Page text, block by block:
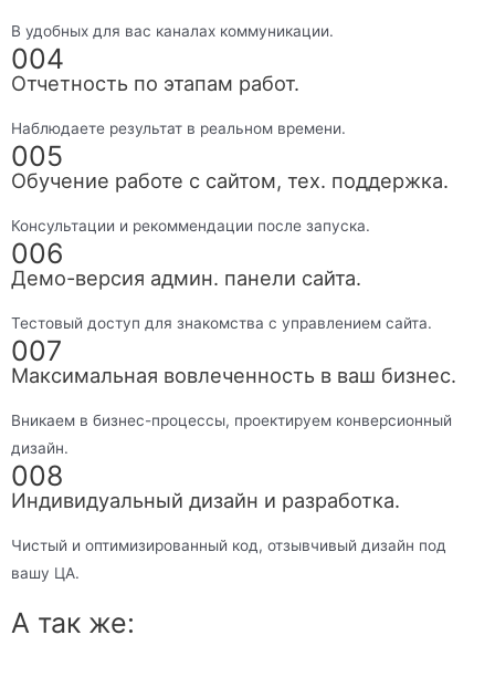
В удобных для вас каналах коммуникации.
004
Отчетность по этапам работ.
Наблюдаете результат в реальном времени.
005
Обучение работе с сайтом, тех. поддержка.
Консультации и рекоммендации после запуска.
006
Демо-версия админ. панели сайта.
Тестовый доступ для знакомства с управлением сайта.
007
Максимальная вовлеченность в ваш бизнес.
Вникаем в бизнес-процессы, проектируем конверсионный
дизайн.
008
Индивидуальный дизайн и разработка.
Чистый и оптимизированный код, отзывчивый дизайн под
вашу ЦА.
А так же: